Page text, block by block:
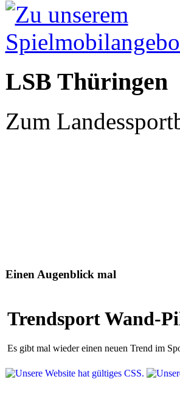
LSB Thüringen
Zum
Einen Augenblick mal
Trendsport Wand-
Es gibt mal wieder einen neuen Trend im